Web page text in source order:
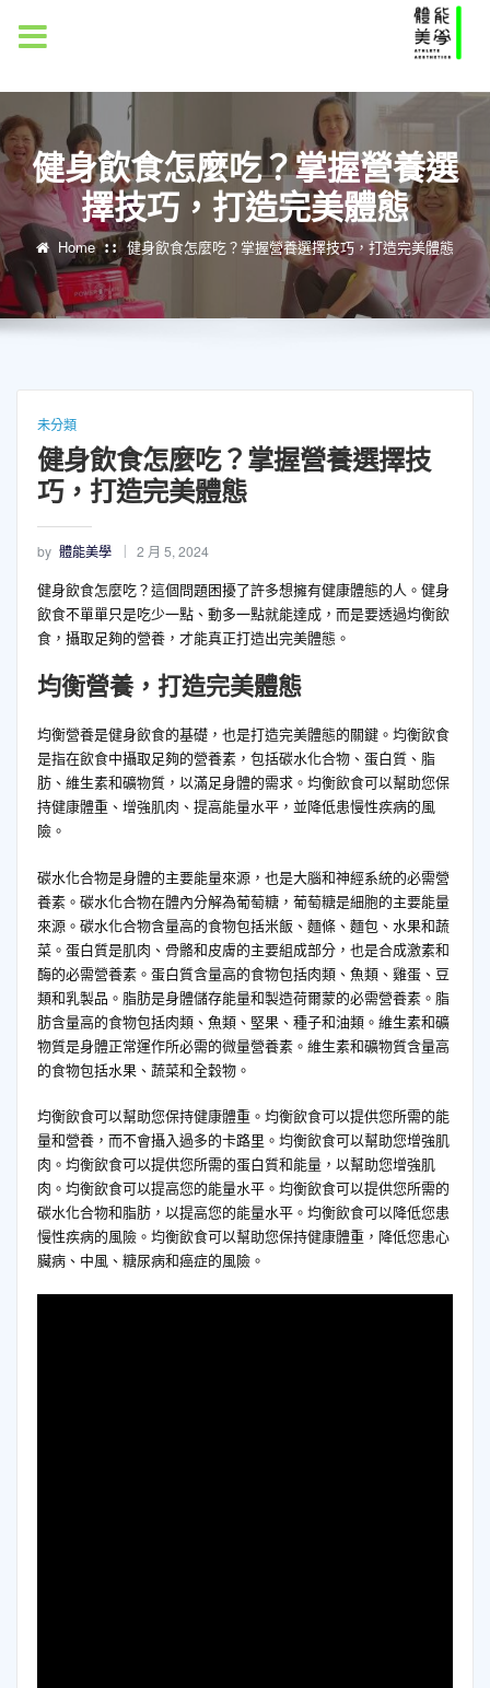
健身飲食怎麼吃？掌握營養選
擇技巧，打造完美體態
Home 健身飲食怎麼吃？掌握營養選擇技巧，打造完美體態
未分類
健身飲食怎麼吃？掌握營養選擇技
巧，打造完美體態
by 體能美學 2 月 5, 2024
健身飲食怎麼吃？這個問題困擾了許多想擁有健康體態的人。健身
飲食不單單只是吃少一點、動多一點就能達成，而是要透過均衡飲
食，攝取足夠的營養，才能真正打造出完美體態。
均衡營養，打造完美體態
均衡營養是健身飲食的基礎，也是打造完美體態的關鍵。均衡飲食
是指在飲食中攝取足夠的營養素，包括碳水化合物、蛋白質、脂
肪、維生素和礦物質，以滿足身體的需求。均衡飲食可以幫助您保
持健康體重、增強肌肉、提高能量水平，並降低患慢性疾病的風
險。
碳水化合物是身體的主要能量來源，也是大腦和神經系統的必需營
養素。碳水化合物在體內分解為葡萄糖，葡萄糖是細胞的主要能量
來源。碳水化合物含量高的食物包括米飯、麵條、麵包、水果和蔬
菜。蛋白質是肌肉、骨骼和皮膚的主要組成部分，也是合成激素和
酶的必需營養素。蛋白質含量高的食物包括肉類、魚類、雞蛋、豆
類和乳製品。脂肪是身體儲存能量和製造荷爾蒙的必需營養素。脂
肪含量高的食物包括肉類、魚類、堅果、種子和油類。維生素和礦
物質是身體正常運作所必需的微量營養素。維生素和礦物質含量高
的食物包括水果、蔬菜和全穀物。
均衡飲食可以幫助您保持健康體重。均衡飲食可以提供您所需的能
量和營養，而不會攝入過多的卡路里。均衡飲食可以幫助您增強肌
肉。均衡飲食可以提供您所需的蛋白質和能量，以幫助您增強肌
肉。均衡飲食可以提高您的能量水平。均衡飲食可以提供您所需的
碳水化合物和脂肪，以提高您的能量水平。均衡飲食可以降低您患
慢性疾病的風險。均衡飲食可以幫助您保持健康體重，降低您患心
臟病、中風、糖尿病和癌症的風險。